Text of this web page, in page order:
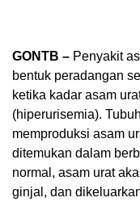
GONTB – Penyakit
bentuk peradangan
ketika kadar asam
(hiperurisemia).
memproduksi asam
ditemukan dalam
normal, asam urat
ginjal, dan